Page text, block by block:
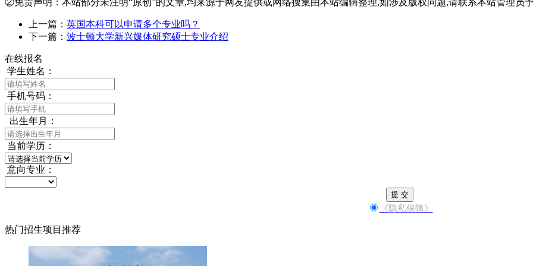
上一篇： 英国本科可以申请多个专业吗？
下一篇： 波士顿大学新兴媒体研究硕士专业介绍
在线报名
学生姓名：
手机号码：
出生年月：
当前学历：
意向专业：
提 交
《隐私保障》
热门招生项目推荐